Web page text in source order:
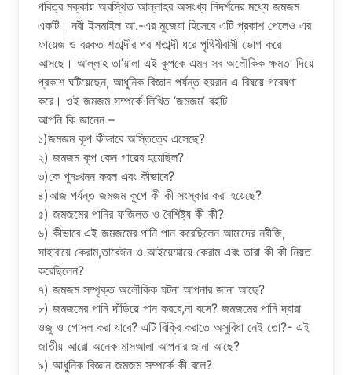
পবিত্র মক্কায় অবস্থিত আল্লাহর অসংখ্য নিদর্শনের মধ্যে জমজম
একটি। নবী ইসমাইল আ.-এর মুজেযা হিসেবে এটি প্রকাশ পেলেও এর
ফায়েজ ও বরকত শতাব্দীর পর শতাব্দী ধরে পৃথিবীবাসী ভোগ করে
আসছে। আল্লাহ তা’য়ালা এই কূপকে এমন সব অলৌকিক ক্ষমতা দিয়ে
প্রকাশ ঘটিয়েছেন, আধুনিক বিজ্ঞান পর্যন্ত হয়রান এ বিষয়ে গবেষণা
করে। ওই জমজম সম্পর্কে লিখিত ‘জমজম’ বইটি
আপনি কি জানেন –
১)জমজম কূপ কীভাবে অস্তিত্বে এসেছে?
২) জমজম কূপ কেন গায়েব হয়েছিল?
৩)কে পুনঃখনন করল এবং কীভাবে?
৪)আজ পর্যন্ত জমজম কূপে কী কী সংস্কার করা হয়েছে?
৫) জমজমের পানির ফজিলত ও বৈশিষ্ট্য কী কী?
৬) কীভাবে এই জমজমের পানি পান করেছিলেন আমাদের নবীজি,
সাহাবায়ে কেরাম,তাবেঈন ও আইয়েম্মায়ে কেরাম এবং তারা কী কী নিয়ত
করেছিলেন?
৭) জমজম সম্পৃক্ত অলৌকিক ঘটনা আপনার জানা আছে?
৮) জমজমের পানি দাঁড়িয়ে পান করবে,না বসে? জমজমের পানি দ্বারা
ওজু ও গোসল করা যাবে? এটি বিক্রি করাতে অসুবিধা নেই তো?- এই
জাতীয় আরো অনেক মাসআলা আপনার জানা আছে?
৯) আধুনিক বিজ্ঞান জমজম সম্পর্কে কী বলে?